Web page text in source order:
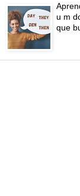
u m
que